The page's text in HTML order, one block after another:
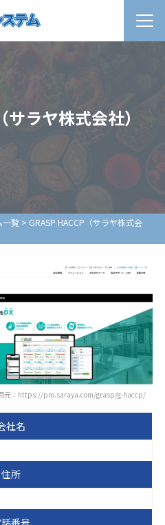
サラヤ株式会社）
一覧> GRASP HACCP（サラヤ株式会
元：https://pro.saraya.com/grasp/g-haccp/
社名
住所
番号